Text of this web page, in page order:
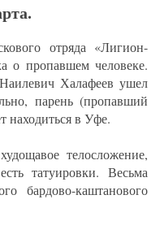
отряда «Лигион-
о пропавшем человеке.
Халафеев ушел
парень (пропавший
находиться в Уфе.
телосложение,
татуировки. Весьма
бардово-каштанового